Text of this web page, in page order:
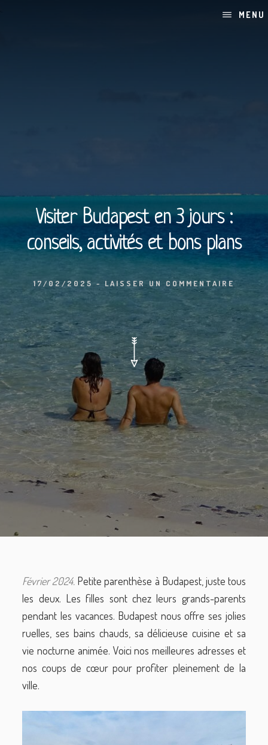
Visiter Budapest en 3 jours :
conseils, activités et bons plans
17/02/2025 - LAISSER UN COMMENTAIRE
MENU
Février 2024. Petite parenthèse à Budapest, juste tous
les deux. Les filles sont chez leurs grands-parents
pendant les vacances. Budapest nous offre ses jolies
ruelles, ses bains chauds, sa délicieuse cuisine et sa
vie nocturne animée. Voici nos meilleures adresses et
nos coups de cœur pour profiter pleinement de la
ville.